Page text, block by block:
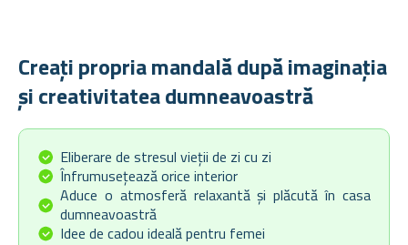
Creați propria mandală după imaginația
și creativitatea dumneavoastră
Eliberare de stresul vieții de zi cu zi
Înfrumusețează orice interior
Aduce o atmosferă relaxantă și plăcută în casa
dumneavoastră
Idee de cadou ideală pentru femei